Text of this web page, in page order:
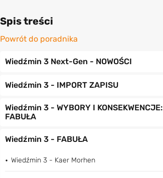
Spis treści
Powrót do poradnika
Wiedźmin 3 Next-Gen - NOWOŚCI
Wiedźmin 3 - IMPORT ZAPISU
Wiedźmin 3 - WYBORY I KONSEKWENCJE:
FABUŁA
Wiedźmin 3 - FABUŁA
Wiedźmin 3 - Kaer Morhen